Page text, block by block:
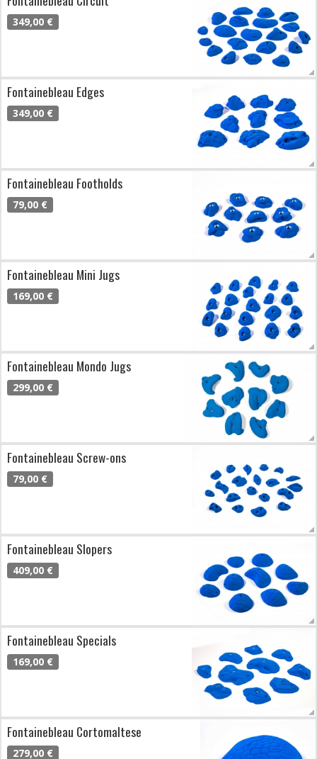
349,00 €
Fontainebleau Edges
349,00 €
Fontainebleau Footholds
79,00 €
Fontainebleau Mini Jugs
169,00 €
Fontainebleau Mondo Jugs
299,00 €
Fontainebleau Screw-ons
79,00 €
Fontainebleau Slopers
409,00 €
Fontainebleau Specials
169,00 €
Fontainebleau Cortomaltese
279,00 €